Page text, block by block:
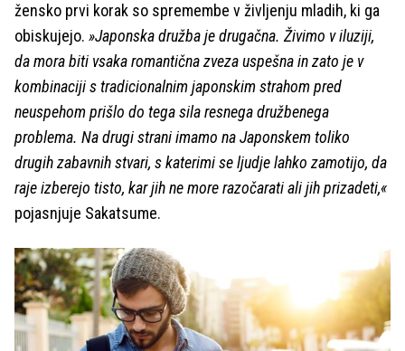
žensko prvi korak so spremembe v življenju mladih, ki ga
obiskujejo. »Japonska družba je drugačna. Živimo v iluziji,
da mora biti vsaka romantična zveza uspešna in zato je v
kombinaciji s tradicionalnim japonskim strahom pred
neuspehom prišlo do tega sila resnega družbenega
problema. Na drugi strani imamo na Japonskem toliko
drugih zabavnih stvari, s katerimi se ljudje lahko zamotijo, da
raje izberejo tisto, kar jih ne more razočarati ali jih prizadeti,«
pojasnjuje Sakatsume.